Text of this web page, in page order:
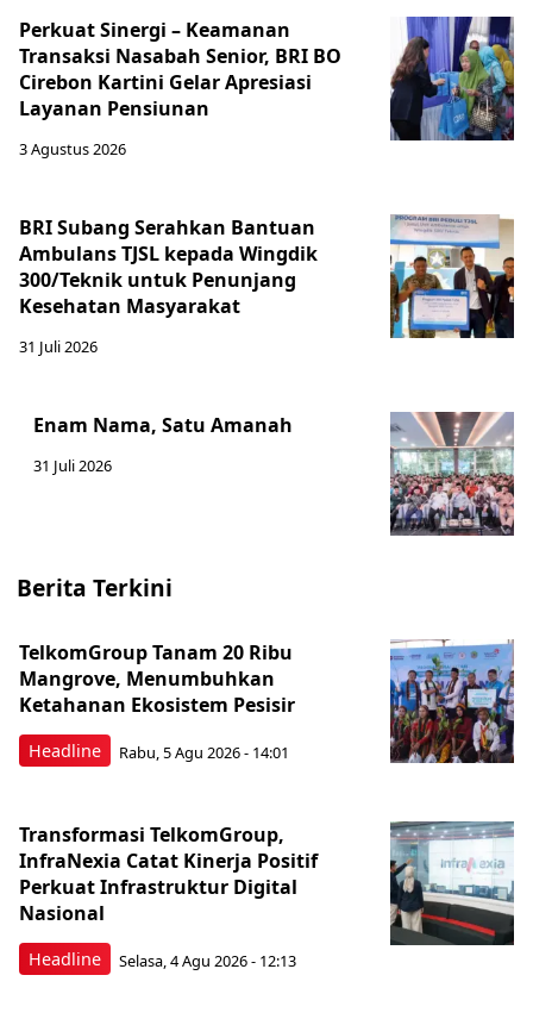
Perkuat Sinergi – Keamanan
Transaksi Nasabah Senior, BRI BO
Cirebon Kartini Gelar Apresiasi
Layanan Pensiunan
3 Agustus 2026
BRI Subang Serahkan Bantuan
Ambulans TJSL kepada Wingdik
300/Teknik untuk Penunjang
Kesehatan Masyarakat ​
31 Juli 2026
Enam Nama, Satu Amanah
31 Juli 2026
Berita Terkini
Headline
TelkomGroup Tanam 20 Ribu
Mangrove, Menumbuhkan
Ketahanan Ekosistem Pesisir
Rabu, 5 Agu 2026 - 14:01
Headline
Transformasi TelkomGroup,
InfraNexia Catat Kinerja Positif
Perkuat Infrastruktur Digital
Nasional
Selasa, 4 Agu 2026 - 12:13